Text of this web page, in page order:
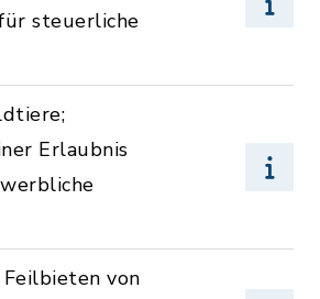
steuerliche
Erlaubnis
von